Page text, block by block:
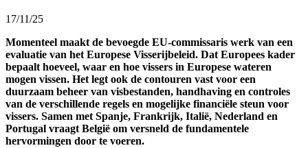
17/11/25
Momenteel maakt de bevoegde EU-commissaris werk van een
evaluatie van het Europese Visserijbeleid. Dat Europees kader
bepaalt hoeveel, waar en hoe vissers in Europese wateren
mogen vissen. Het legt ook de contouren vast voor een
duurzaam beheer van visbestanden, handhaving en controles
van de verschillende regels en mogelijke financiële steun voor
vissers. Samen met Spanje, Frankrijk, Italië, Nederland en
Portugal vraagt België om versneld de fundamentele
hervormingen door te voeren.